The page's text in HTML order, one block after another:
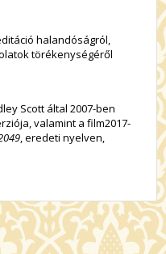
halandóságról,
törékenységéről
Scott által 2007-ben
valamint a film2017-
, eredeti nyelven,